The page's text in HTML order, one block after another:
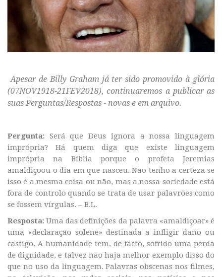
Apesar de Billy Graham já ter sido promovido à glória
(07NOV1918-21FEV2018), continuaremos a publicar as
suas Perguntas/Respostas - novas e em arquivo.
Pergunta: Será que Deus ignora a nossa linguagem
imprópria? Há quem diga que existe linguagem
imprópria na Bíblia porque o profeta Jeremias
amaldiçoou o dia em que nasceu. Não tenho a certeza se
isso é a mesma coisa ou não, mas a nossa sociedade está
fora de controlo quando se trata de usar palavrões como
se fossem vírgulas. – B.L.
Resposta:Uma das definições da palavra «amaldiçoar» é
uma «declaração solene» destinada a infligir dano ou
castigo. A humanidade tem, de facto, sofrido uma perda
de dignidade, e talvez não haja melhor exemplo disso do
que no uso da linguagem. Palavras obscenas nos filmes,